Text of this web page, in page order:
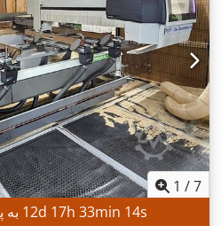
1 /7
12d 17h 33min 12s